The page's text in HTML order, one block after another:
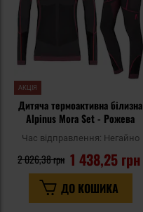
АКЦІЯ
Дитяча термоактивна білизна
Alpinus Mora Set - Рожева
Час відправлення: Негайно
1 438,25 грн
2 026,38 грн
ДО КОШИКА